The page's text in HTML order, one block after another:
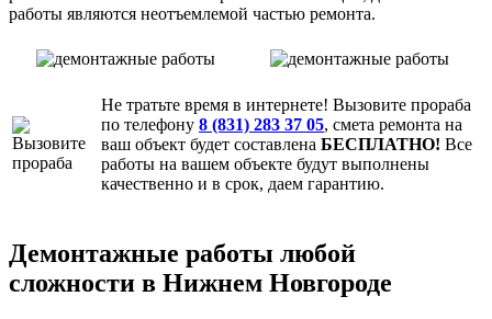
работы являются неотъемлемой частью ремонта.
Не тратьте время в интернете! Вызовите прораба
по телефону 8 (831) 283 37 05, смета ремонта на
ваш объект будет составлена БЕСПЛАТНО! Все
работы на вашем объекте будут выполнены
качественно и в срок, даем гарантию.
Демонтажные работы любой
сложности в Нижнем Новгороде